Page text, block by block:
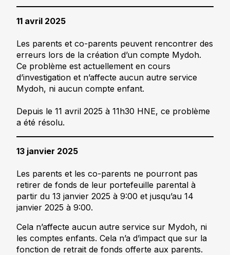
11 avril 2025
Les parents et co-parents peuvent rencontrer des
erreurs lors de la création d’un compte Mydoh.
Ce problème est actuellement en cours
d’investigation et n’affecte aucun autre service
Mydoh, ni aucun compte enfant.
Depuis le 11 avril 2025 à 11h30 HNE, ce problème
a été résolu.
13 janvier 2025
Les parents et les co-parents ne pourront pas
retirer de fonds de leur portefeuille parental à
partir du 13 janvier 2025 à 9:00 et jusqu’au 14
janvier 2025 à 9:00.
Cela n’affecte aucun autre service sur Mydoh, ni
les comptes enfants. Cela n’a d’impact que sur la
fonction de retrait de fonds offerte aux parents.